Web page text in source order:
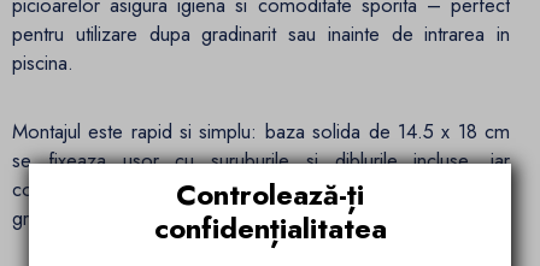
pentru utilizare dupa gradinarit sau inainte de intrarea in
piscina.
Montajul este rapid si simplu: baza solida de 14.5 x 18 cm
se fixeaza usor cu suruburile si diblurile incluse, iar
conectarea la sursa de apa se face printr-un furtun de
gradina standard (adaptor inclus).
Controlează-ți
confidențialitatea